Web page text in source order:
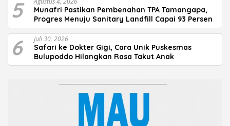
5
Munafri Pastikan Pembenahan TPA Tamangapa,
Progres Menuju Sanitary Landfill Capai 93 Persen
6 Juli 30, 2026
Safari ke Dokter Gigi, Cara Unik Puskesmas
Bulupoddo Hilangkan Rasa Takut Anak